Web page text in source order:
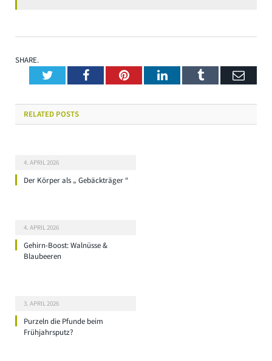
SHARE.
TwitterFacebookPinterestLinkedInTumblr
RELATED POSTS
4. APRIL 2026
Der Körper als „ Gebäckträger “
4. APRIL 2026
Gehirn-Boost: Walnüsse &
Blaubeeren
3. APRIL 2026
Purzeln die Pfunde beim
Frühjahrsputz?